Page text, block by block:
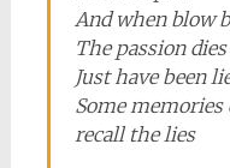
And when blow
The passion
Just have been
Some
recall the lies